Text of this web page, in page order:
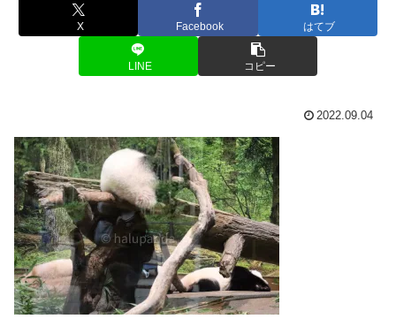
X Facebook はてブ
LINE コピー
2022.09.04